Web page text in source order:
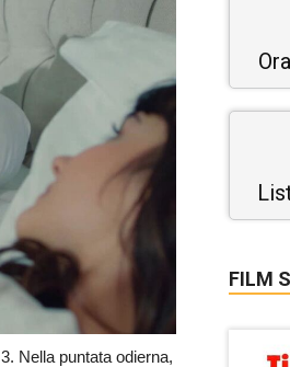
3. Nella puntata odierna,
FILM